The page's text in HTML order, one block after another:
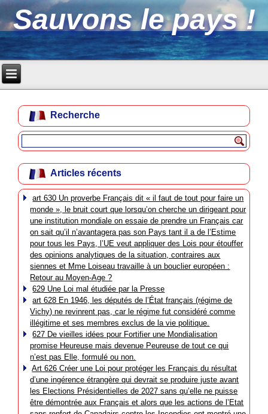
Sauvons le pays !
Recherche
Articles récents
art 630 Un proverbe Français dit « il faut de tout pour faire un
monde », le bruit court que lorsqu’on cherche un dirigeant pour
une institution mondiale on essaie de prendre un Français car
on sait qu’il n’avantagera pas son Pays tant il a de l’Estime
pour tous les Pays, l’UE veut appliquer des Lois pour étouffer
des opinions analytiques de la situation, contraires aux
siennes et Mme Loiseau travaille à un bouclier européen :
Retour au Moyen-Age ?
629 Une Loi mal étudiée par la Presse
art 628 En 1946, les députés de l’État français (régime de
Vichy) ne revinrent pas, car le régime fut considéré comme
illégitime et ses membres exclus de la vie politique.
627 De vieilles idées pour Fortifier une Mondialisation
promise Heureuse mais devenue Peureuse de tout ce qui
n’est pas Elle, formulé ou non.
Art 626 Créer une Loi pour protéger les Français du résultat
d’une ingérence étrangère qui devrait se produire juste avant
les Elections Présidentielles de 2027 sans qu’elle ne puisse
être démontrée aux Français et alors que les actions de l’Etat